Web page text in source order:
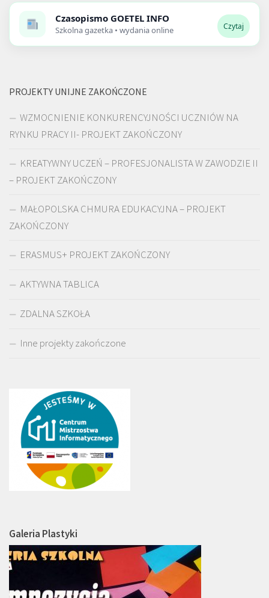
Czasopismo GOETEL INFO
Szkolna gazetka • wydania online Czytaj
PROJEKTY UNIJNE ZAKOŃCZONE
WZMOCNIENIE KONKURENCYJNOŚCI UCZNIÓW NA
RYNKU PRACY II- PROJEKT ZAKOŃCZONY
KREATYWNY UCZEŃ – PROFESJONALISTA W ZAWODZIE II
– PROJEKT ZAKOŃCZONY
MAŁOPOLSKA CHMURA EDUKACYJNA – PROJEKT
ZAKOŃCZONY
ERASMUS+ PROJEKT ZAKOŃCZONY
AKTYWNA TABLICA
ZDALNA SZKOŁA
Inne projekty zakończone
Galeria Plastyki